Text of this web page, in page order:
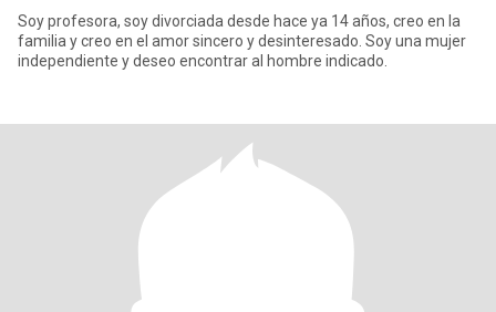
Soy profesora, soy divorciada desde hace ya 14 años, creo en la
familia y creo en el amor sincero y desinteresado. Soy una mujer
independiente y deseo encontrar al hombre indicado.